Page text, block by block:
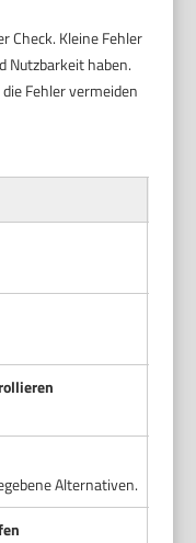
Check. Kleine Fehler
Nutzbarkeit haben.
Fehler vermeiden
Alternativen.